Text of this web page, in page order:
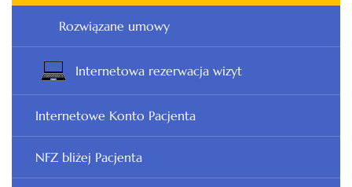
Rozwiązane umowy
Internetowa rezerwacja wizyt
Internetowe Konto Pacjenta
NFZ bliżej Pacjenta